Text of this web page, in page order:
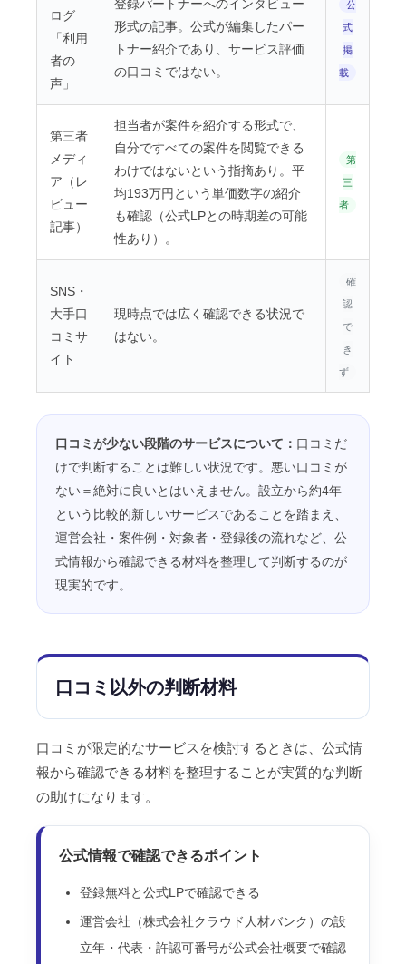
ログ
「利用
者の
声」
登録パートナーへのインタビュー
形式の記事。公式が編集したパー
トナー紹介であり、サービス評価
の口コミではない。
公
式
掲
載
第三者
メディ
ア（レ
ビュー
記事）
担当者が案件を紹介する形式で、
自分ですべての案件を閲覧できる
わけではないという指摘あり。平
均193万円という単価数字の紹介
も確認（公式LPとの時期差の可能
性あり）。
第
三
者
SNS・
大手口
コミサ
イト
現時点では広く確認できる状況で
はない。
確
認
で
き
ず
口コミが少ない段階のサービスについて： 口コミだ
けで判断することは難しい状況です。悪い口コミが
ない＝絶対に良いとはいえません。設立から約4年
という比較的新しいサービスであることを踏まえ、
運営会社・案件例・対象者・登録後の流れなど、公
式情報から確認できる材料を整理して判断するのが
現実的です。
口コミ以外の判断材料
口コミが限定的なサービスを検討するときは、公式情
報から確認できる材料を整理することが実質的な判断
の助けになります。
公式情報で確認できるポイント
登録無料と公式LPで確認できる
運営会社（株式会社クラウド人材バンク）の設
立年・代表・許認可番号が公式会社概要で確認